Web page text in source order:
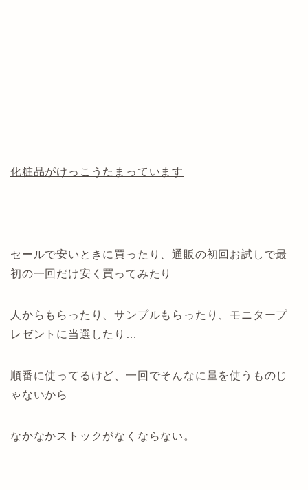
化粧品がけっこうたまっています
セールで安いときに買ったり、通販の初回お試しで最
初の一回だけ安く買ってみたり
人からもらったり、サンプルもらったり、モニタープ
レゼントに当選したり…
順番に使ってるけど、一回でそんなに量を使うものじ
ゃないから
なかなかストックがなくならない。